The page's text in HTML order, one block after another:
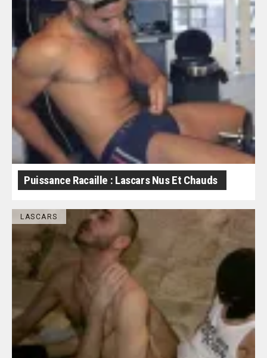
Puissance Racaille : Lascars Nus Et Chauds
LASCARS